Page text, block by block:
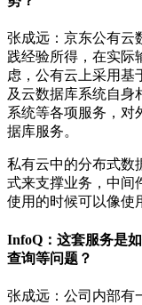
张成远：京东公有云
践经验所得，在实际
虑，公有云上采用基
及云数据库系统自身
系统等各项服务，对
据库服务。
私有云中的分布式数
式来支撑业务，中间
使用的时候可以像使
InfoQ：这套服务是
查询等问题？
张成远：公司内部有